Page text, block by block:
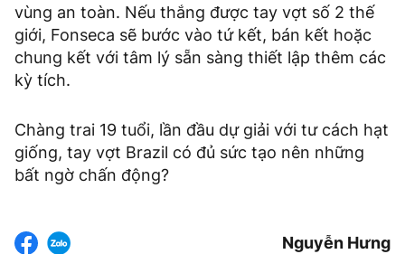
vùng an toàn. Nếu thắng được tay vợt số 2 thế
giới, Fonseca sẽ bước vào tứ kết, bán kết hoặc
chung kết với tâm lý sẵn sàng thiết lập thêm các
kỳ tích.
Chàng trai 19 tuổi, lần đầu dự giải với tư cách hạt
giống, tay vợt Brazil có đủ sức tạo nên những
bất ngờ chấn động?
Nguyễn Hưng